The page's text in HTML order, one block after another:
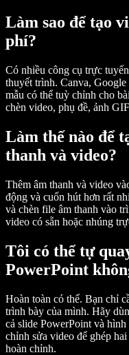
Làm sao để tạo
phí?
Có nhiều công cụ trực
thuyết trình. Canva,
mẫu có thể tuỳ chỉnh cho
chèn video, phụ đề, ảnh
Làm thế nào để
thanh và video?
Thêm âm thanh và video
động và cuốn hút hơn rất
và chèn file âm thanh vào
video có sẵn hoặc nhúng
Tôi có thể tự
PowerPoint
Hoàn toàn có thể. Bạn chỉ
trình bày của mình. Hãy
cả slide PowerPoint và
chỉnh sửa video để ghép
hoàn chỉnh.